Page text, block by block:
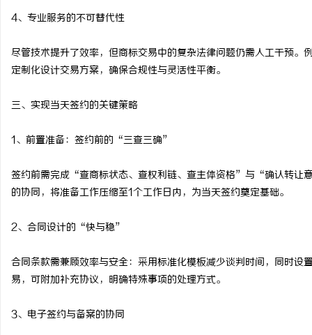
4、专业服务的不可替代性
尽管技术提升了效率，但商标交易中的复杂法律问题仍需人工干预
定制化设计交易方案，确保合规性与灵活性平衡。
三、实现当天签约的关键策略
1、前置准备：签约前的“三查三确”
签约前需完成“查商标状态、查权利链、查主体资格”与“确认转让
的协同，将准备工作压缩至1个工作日内，为当天签约奠定基础。
2、合同设计的“快与稳”
合同条款需兼顾效率与安全：采用标准化模板减少谈判时间，同时
易，可附加补充协议，明确特殊事项的处理方式。
3、电子签约与备案的协同